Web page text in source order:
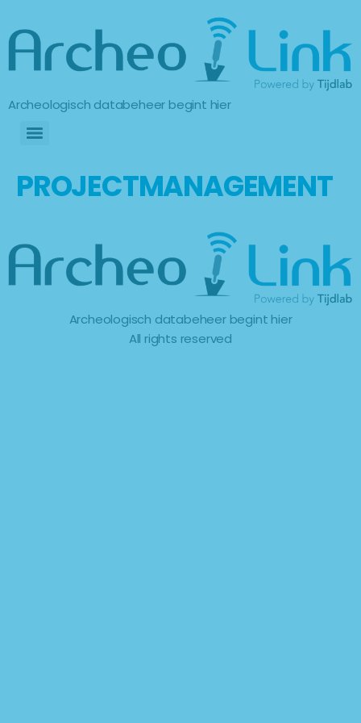
Archeologisch databeheer begint hier
PROJECTMANAGEMENT
Archeologisch databeheer begint hier
All rights reserved